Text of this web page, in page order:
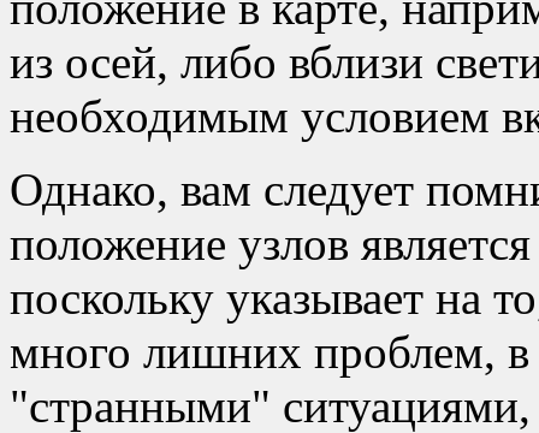
из осей, либо вблизи
необходимым условием
Однако, вам следует
положение узлов
поскольку указывает на
много лишних проблем, в
странными